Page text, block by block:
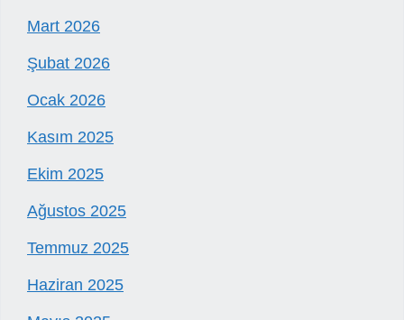
Mart 2026
Şubat 2026
Ocak 2026
Kasım 2025
Ekim 2025
Ağustos 2025
Temmuz 2025
Haziran 2025